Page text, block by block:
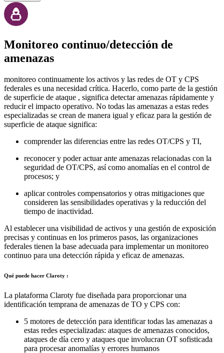
Monitoreo continuo/detección de
amenazas
monitoreo continuamente los activos y las redes de OT y CPS
federales es una necesidad crítica. Hacerlo, como parte de la gestión
de superficie de ataque , significa detectar amenazas rápidamente y
reducir el impacto operativo. No todas las amenazas a estas redes
especializadas se crean de manera igual y eficaz para la gestión de
superficie de ataque significa:
comprender las diferencias entre las redes OT/CPS y TI,
reconocer y poder actuar ante amenazas relacionadas con la
seguridad de OT/CPS, así como anomalías en el control de
procesos; y
aplicar controles compensatorios y otras mitigaciones que
consideren las sensibilidades operativas y la reducción del
tiempo de inactividad.
Al establecer una visibilidad de activos y una gestión de exposición
precisas y continuas en los primeros pasos, las organizaciones
federales tienen la base adecuada para implementar un monitoreo
continuo para una detección rápida y eficaz de amenazas.
Qué puede hacer Claroty :
La plataforma Claroty fue diseñada para proporcionar una
identificación temprana de amenazas de TO y CPS con:
5 motores de detección para identificar todas las amenazas a
estas redes especializadas: ataques de amenazas conocidos,
ataques de día cero y ataques que involucran OT sofisticada
para procesar anomalías y errores humanos